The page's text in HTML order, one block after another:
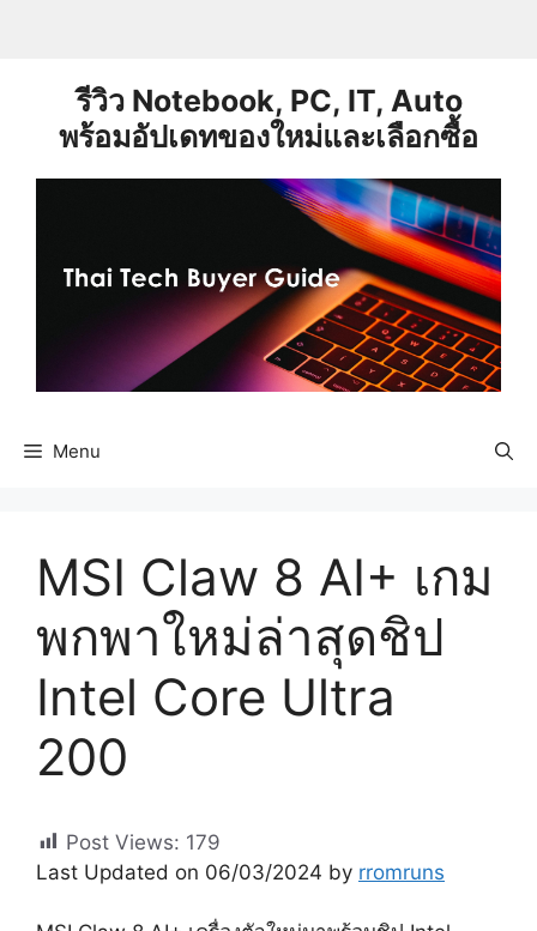
รีวิว Notebook, PC, IT, Auto
พร้อมอัปเดทของใหม่และเลือกซื้อ
Menu
MSI Claw 8 AI+ เกม
พกพาใหม่ล่าสุดชิป
Intel Core Ultra
200
Post Views: 179
Last Updated on 06/03/2024 by rromruns